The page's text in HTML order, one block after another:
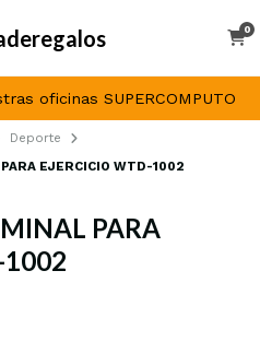
0
oficinas SUPERCOMPUTO
Deporte
EJERCICIO WTD-1002
PARA
1002